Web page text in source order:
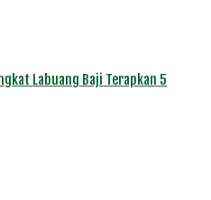
Labuang Baji Terapkan 5